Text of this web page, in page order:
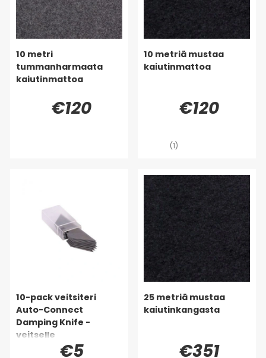
10 metri
tummanharmaata
kaiutinmattoa
€120
10 metriä mustaa
kaiutinmattoa
€120
(1)
10-pack veitsiteri
Auto-Connect
Damping Knife -
veitselle
€5
25 metriä mustaa
kaiutinkangasta
€351